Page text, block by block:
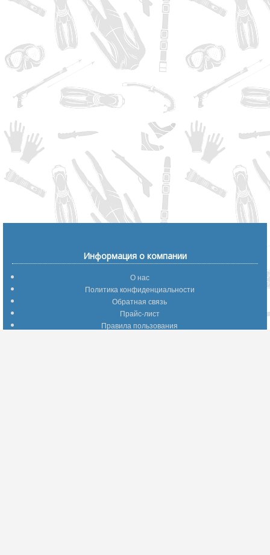
Информация о компании
О нас
Политика конфиденциальности
Обратная связь
Прайс-лист
Правила пользования